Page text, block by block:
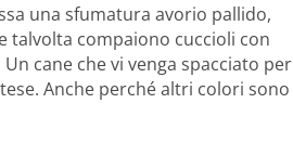
una sfumatura avorio pallido,
talvolta compaiono cuccioli con
cane che vi venga spacciato per
Anche perché altri colori sono